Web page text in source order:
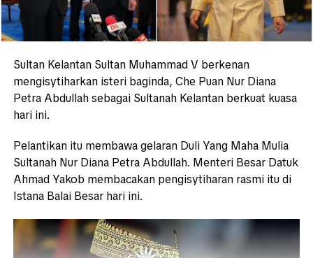
Sultan Kelantan Sultan Muhammad V berkenan
mengisytiharkan isteri baginda, Che Puan Nur Diana
Petra Abdullah sebagai Sultanah Kelantan berkuat kuasa
hari ini.
Pelantikan itu membawa gelaran Duli Yang Maha Mulia
Sultanah Nur Diana Petra Abdullah. Menteri Besar Datuk
Ahmad Yakob membacakan pengisytiharan rasmi itu di
Istana Balai Besar hari ini.